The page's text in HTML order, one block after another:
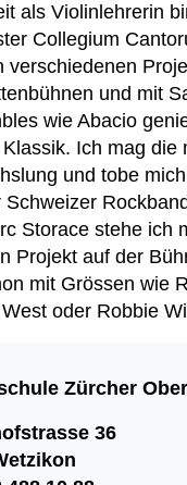
Rüti
Wetzikon
giocosa
als Violinlehrerin
Collegium
verschiedenen
und mit
wie Abacio
Klassik. Ich mag die
und tobe
Schweizer
Storace stehe ich
Projekt auf der
mit Grössen wie
oder Robbie
Zürcher
36